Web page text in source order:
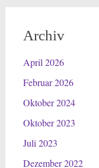
Archiv
April 2026
Februar 2026
Oktober 2024
Oktober 2023
Juli 2023
Dezember 2022